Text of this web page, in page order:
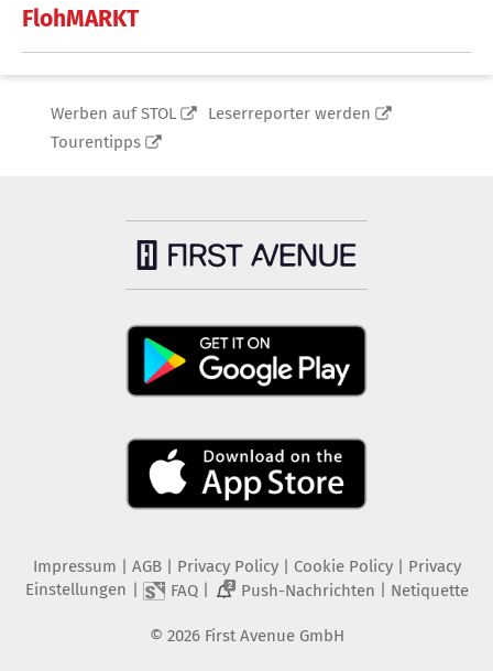
FlohMARKT
Werben auf STOL
Leserreporter werden
Tourentipps
Impressum AGB Privacy Policy| Cookie Policy| Privacy
Einstellungen
FAQ| 2 Push-Nachrichten Netiquette
© 2026 First Avenue GmbH